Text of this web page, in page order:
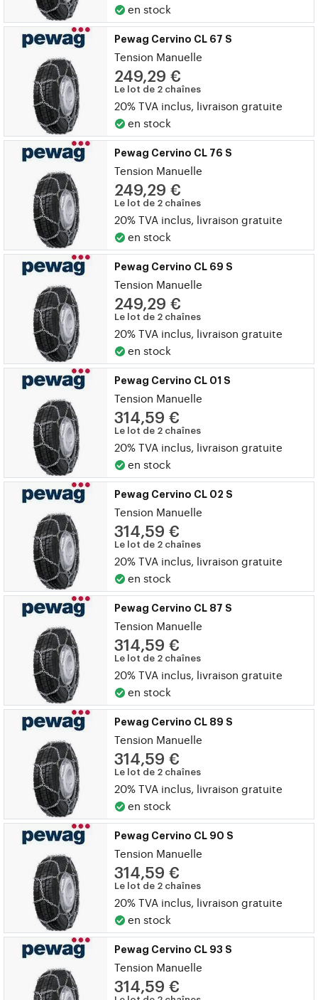
en stock
Pewag Cervino CL 67 S
Tension Manuelle
249,29 €
Le lot de 2 chaînes
20% TVA inclus, livraison gratuite
en stock
Pewag Cervino CL 76 S
Tension Manuelle
249,29 €
Le lot de 2 chaînes
20% TVA inclus, livraison gratuite
en stock
Pewag Cervino CL 69 S
Tension Manuelle
249,29 €
Le lot de 2 chaînes
20% TVA inclus, livraison gratuite
en stock
Pewag Cervino CL 01 S
Tension Manuelle
314,59 €
Le lot de 2 chaînes
20% TVA inclus, livraison gratuite
en stock
Pewag Cervino CL 02 S
Tension Manuelle
314,59 €
Le lot de 2 chaînes
20% TVA inclus, livraison gratuite
en stock
Pewag Cervino CL 87 S
Tension Manuelle
314,59 €
Le lot de 2 chaînes
20% TVA inclus, livraison gratuite
en stock
Pewag Cervino CL 89 S
Tension Manuelle
314,59 €
Le lot de 2 chaînes
20% TVA inclus, livraison gratuite
en stock
Pewag Cervino CL 90 S
Tension Manuelle
314,59 €
Le lot de 2 chaînes
20% TVA inclus, livraison gratuite
en stock
Pewag Cervino CL 93 S
Tension Manuelle
314,59 €